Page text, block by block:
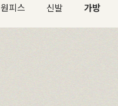
원피스 신발 가방